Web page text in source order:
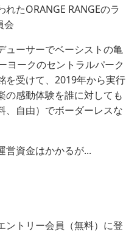
たORANGE RANGEのラ
会
ューサーでベーシストの亀
ヨークのセントラルパーク
を受けて、2019年から実行
の感動体験を誰に対しても
、自由）でボーダーレスな
営資金はかかるが...
ントリー会員（無料）に登